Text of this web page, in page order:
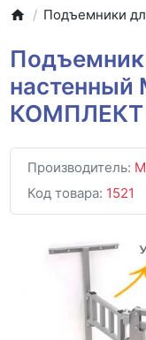
Подъемники
Подъемник
настенный
КОМПЛЕКТ
Производитель:
Код товара: 1521